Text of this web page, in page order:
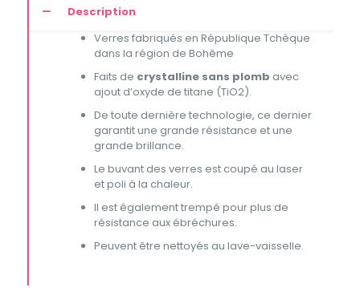
Description
Verres fabriqués en République Tchèque
dans la région de Bohême
Faits de crystalline sans plomb avec
ajout d’oxyde de titane (TiO2).
De toute dernière technologie, ce dernier
garantit une grande résistance et une
grande brillance.
Le buvant des verres est coupé au laser
et poli à la chaleur.
Il est également trempé pour plus de
résistance aux ébréchures.
Peuvent être nettoyés au lave-vaisselle.